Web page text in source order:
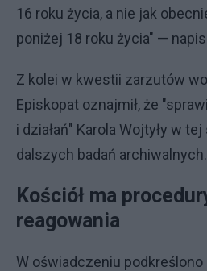
16 roku życia, a nie jak
poniżej 18 roku życia" —
Z kolei w kwestii zarzutów
Episkopat oznajmił, że
i działań" Karola Wojtyły w
dalszych badań archiwalnych.
Kościół ma
reagowania
W oświadczeniu podkreślono